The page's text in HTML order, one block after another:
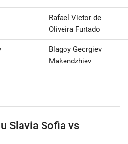
Rafael Victor de
Oliveira Furtado
Blagoy Georgiev
Makendzhiev
Slavia Sofia vs